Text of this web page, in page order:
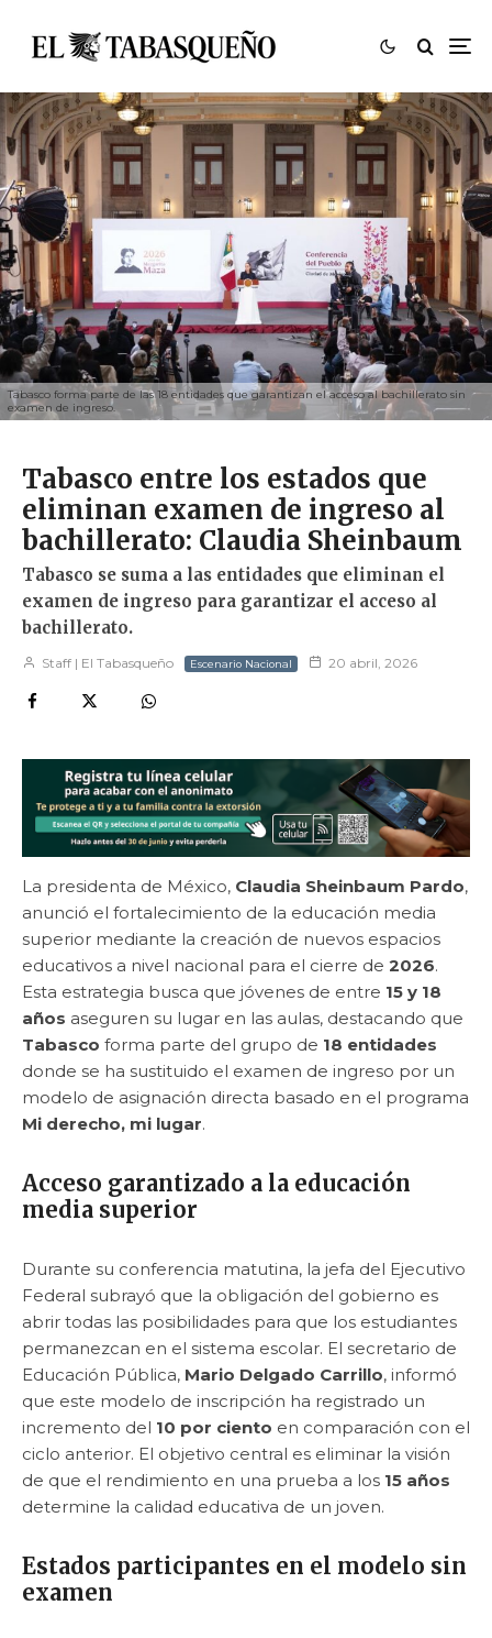
Tabasco forma parte de las 18 entidades que garantizan el acceso al bachillerato sin
examen de ingreso.
Tabasco entre los estados que
eliminan examen de ingreso al
bachillerato: Claudia Sheinbaum
Tabasco se suma a las entidades que eliminan el
examen de ingreso para garantizar el acceso al
bachillerato.
Staff | El Tabasqueño Escenario Nacional 20 abril, 2026
La presidenta de México, Claudia Sheinbaum Pardo,
anunció el fortalecimiento de la educación media
superior mediante la creación de nuevos espacios
educativos a nivel nacional para el cierre de 2026.
Esta estrategia busca que jóvenes de entre 15 y 18
años aseguren su lugar en las aulas, destacando que
Tabasco forma parte del grupo de 18 entidades
donde se ha sustituido el examen de ingreso por un
modelo de asignación directa basado en el programa
Mi derecho, mi lugar.
Acceso garantizado a la educación
media superior
Durante su conferencia matutina, la jefa del Ejecutivo
Federal subrayó que la obligación del gobierno es
abrir todas las posibilidades para que los estudiantes
permanezcan en el sistema escolar. El secretario de
Educación Pública, Mario Delgado Carrillo, informó
que este modelo de inscripción ha registrado un
incremento del 10 por ciento en comparación con el
ciclo anterior. El objetivo central es eliminar la visión
de que el rendimiento en una prueba a los 15 años
determine la calidad educativa de un joven.
Estados participantes en el modelo sin
examen